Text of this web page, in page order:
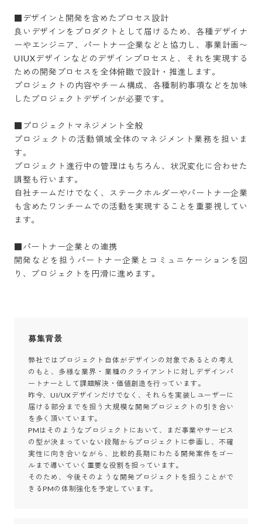
■デザインと開発を含めたプロセス設計
良いデザインをプロダクトとして届けるため、各種デザイナ
ーやエンジニア、パートナー企業などと協力し、事業計画〜
UIUXデザインなどのデザインプロセスと、それを実現する
ための開発プロセスを全体俯瞰で設計・推進します。
プロジェクトの内容やチーム構成、各種制約事項などを加味
したプロジェクトデザインが必要です。
■プロジェクトマネジメント全般
プロジェクトの活動領域全体のマネジメント業務を担いま
す。
プロジェクト進行中の管理はもちろん、状況変化に合わせた
調整も行います。
自社チームだけでなく、ステークホルダーやパートナー企業
も含めたワンチームでの活動を実現することを重要視してい
ます。
■パートナー企業との連携
開発などを担うパートナー企業とコミュニケーションを図
り、プロジェクトを円滑に進めます。
募集背景
弊社ではプロジェクト自体がデザインの対象であるとの考え
のもと、多様な業界・業種のクライアントに対しデザインパ
ートナーとして課題解決・価値創造を行っています。
昨今、UI/UXデザインだけでなく、それらを実装しユーザーに
届ける部分までを担う大規模な開発プロジェクトの引き合い
を多く頂いています。
PMはそのようなプロジェクトにおいて、まだ事業やサービス
の型が決まっていない段階からプロジェクトに参画し、不確
実性に向き合いながら、比較的長期にわたる開発案件をゴー
ルまで導いていく重要な役割を担っています。
そのため、今後そのような開発プロジェクトを担うことがで
きるPMの体制強化を予定しています。